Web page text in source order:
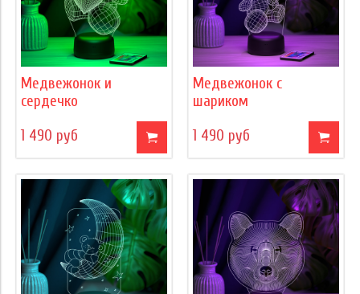
Медвежонок и
сердечко
1 490 руб
Медвежонок с
шариком
1 490 руб